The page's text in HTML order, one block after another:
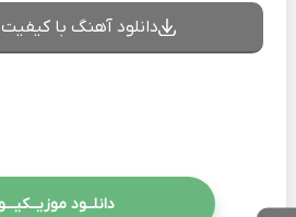
دانلود آهنگ با کیفیت
دانلــود موزیــکیـــو